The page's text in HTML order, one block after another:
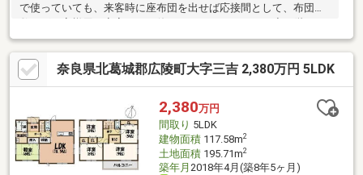
で使っていても、来客時に座布団を出せば応接間として、布団を
敷けばお客様用の寝室として使うことができますよ！◆２階にも
和室がございます♪畳は温かく柔らかいので、子ども達が裸足で遊
ぶスペースにもぴったり！※駐車台数は車種による。※写真中の家
具等の調度品は販売対象に含まれません。【物件の特徴】２沿線
以上利用可、陽当り良好、和室、２階建、トイレ２ヶ所、土地50
坪以上、ＬＤＫ１８畳以上、山が見える、南向き、温水洗浄便
座、床下収納、浴室に窓、通風良好、眺望良好、全居室６畳以
上、周辺交通量少なめ
奈良県北葛城郡広陵町大字三吉 2,380万円 5LDK
2,380万円
間取り 5LDK
建物面積117.58m2
土地面積195.71m2
築年月 2018年4月(築8年5ヶ月)